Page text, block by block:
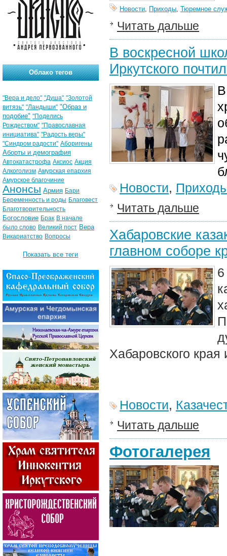
Новости, Приходы, Тюремное
Читать дальше
В воскресной
Иркутского
Новости,
Читать дальше
Хабаровские
главном соборе
Хабаровского
Новости,
Читать дальше
Фотогалерея
Облако тегов
"Вера и дело" "Душа" "Золотой
витязь" "Ландыши" "Образ и
подобие" "Поделись
Рождеством" "Православная
инициатива" "Радость веры"
"Синдром радости" Аборигены
Аборты и демография
Автокатастрофа Аксиос Акция
Алкоголизм Амурская епархия
Амурское благочиние
Анонсы Армия Бари
Беременность и роды Благовест
Благотворительность
Богословие Брак В начале
было слово Великий пост Вера
Викариатство Вопросы
Показать все теги